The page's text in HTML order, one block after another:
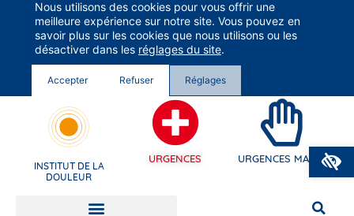
Groupe Vivalto Santé
Entre nous, la vie
INSTITUT DE LA
DOULEUR
URGENCES URGENCES MAINS
Nous utilisons des cookies pour vous offrir une
meilleure expérience sur notre site. Vous pouvez en
savoir plus sur les cookies que nous utilisons ou les
désactiver dans les réglages du site.
Accepter Refuser Réglages